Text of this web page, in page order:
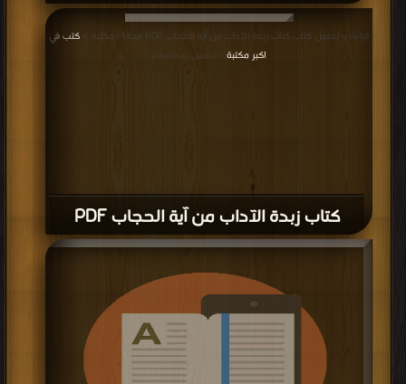
كتاب زبدة الآداب من آية الحجاب PDF
قراءة و تحميل كتاب كتاب زبدة الآداب من آية الحجاب PDF مجانا | مكتبة >
كتب في
اكبر مكتبة
| التحميل : مرة/مرات